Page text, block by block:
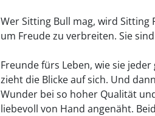
Wer Sitting Bull mag, wird Sitting
um Freude zu verbreiten. Sie
Freunde fürs Leben, wie sie
zieht die Blicke auf sich. Und
Wunder bei so hoher Qualität
liebevoll von Hand angenäht.